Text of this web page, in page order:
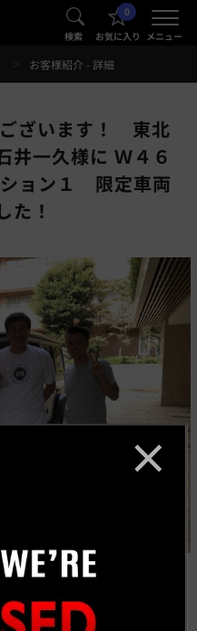
検索
0
お気に入り メニュー
®
お客様紹介 - 詳細
ざいます！ 東北
一久様に Ｗ４６
ョン１ 限定車両
た！